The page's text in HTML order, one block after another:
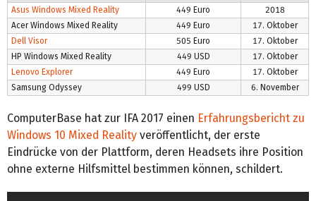
Asus Windows Mixed Reality 449 Euro
2018
Acer Windows Mixed Reality
449 Euro
17. Oktober
Dell Visor
505 Euro
17. Oktober
HP Windows Mixed Reality
449 USD
17. Oktober
Lenovo Explorer
449 Euro
17. Oktober
Samsung Odyssey
499 USD 6. November
ComputerBase hat zur IFA 2017 einen Erfahrungsbericht zu
Windows 10 Mixed Reality veröffentlicht, der erste
Eindrücke von der Plattform, deren Headsets ihre Position
ohne externe Hilfsmittel bestimmen können, schildert.